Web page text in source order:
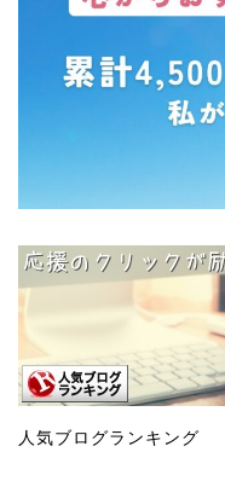
人気ブログランキング